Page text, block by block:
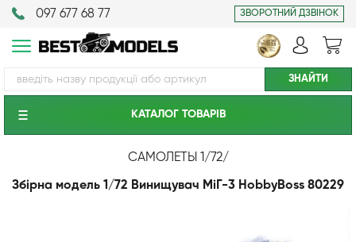
097 677 68 77 ЗВОРОТНИЙ ДЗВІНОК
КАТАЛОГ ТОВАРIВ
САМОЛЕТЫ 1/72/
Збірна модель 1/72 Винищувач МіГ-3 HobbyBoss 80229